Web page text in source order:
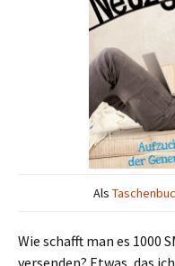
Als
Wie schafft man es 1000
versenden? Etwas, das